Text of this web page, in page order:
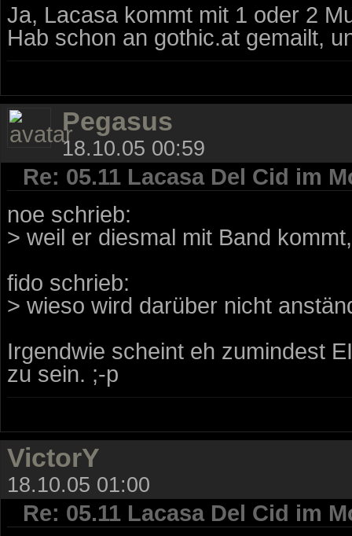
Ja, Lacasa kommt mit 1 oder 2
Hab schon an gothic.at gemailt,
Pegasus
18.10.05 00:59
Re: 05.11 Lacasa Del Cid im
noe schrieb:
> weil er diesmal mit Band
fido schrieb:
> wieso wird darüber nicht
Irgendwie scheint eh zumindest
zu sein. ;-p
VictorY
18.10.05 01:00
Re: 05.11 Lacasa Del Cid im